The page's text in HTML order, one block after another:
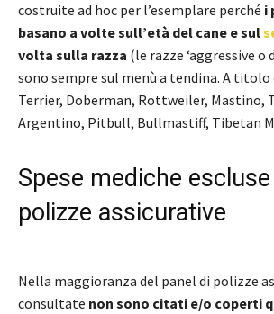
costruite ad hoc per l’esemplare perché i
basano a volte sull’età del cane e sul
volta sulla razza (le razze ‘aggressive o
sono sempre sul menù a tendina. A
Terrier, Doberman, Rottweiler, Mastino,
Argentino, Pitbull, Bullmastiff, Tibetan
Spese mediche
polizze assicurative
Nella maggioranza del panel di polizze
consultate non sono citati e/o coperti